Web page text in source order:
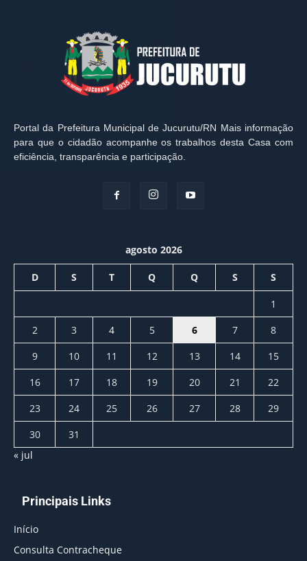
Portal da Prefeitura Municipal de Jucurutu/RN Mais informação
para que o cidadão acompanhe os trabalhos desta Casa com
eficiência, transparência e participação.
agosto 2026
D S T Q Q S S
1
2
3 4 5 6 7
8
9
10 11 12 13 14
15
16
17 18 19 20 21
22
23
24 25 26 27 28
29
30
31
« jul
Principais Links
Início
Consulta Contracheque